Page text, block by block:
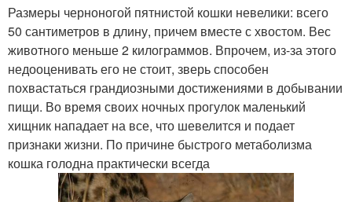
Размеры черноногой пятнистой кошки невелики: всего
50 сантиметров в длину, причем вместе с хвостом. Вес
животного меньше 2 килограммов. Впрочем, из-за этого
недооценивать его не стоит, зверь способен
похвастаться грандиозными достижениями в добывании
пищи. Во время своих ночных прогулок маленький
хищник нападает на все, что шевелится и подает
признаки жизни. По причине быстрого метаболизма
кошка голодна практически всегда